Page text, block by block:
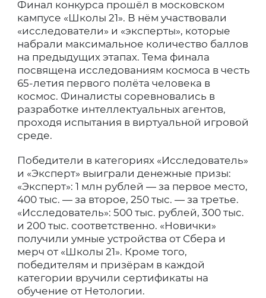
Финал конкурса прошёл в московском
кампусе «Школы 21». В нём участвовали
«исследователи» и «эксперты», которые
набрали максимальное количество баллов
на предыдущих этапах. Тема финала
посвящена исследованиям космоса в честь
65-летия первого полёта человека в
космос. Финалисты соревновались в
разработке интеллектуальных агентов,
проходя испытания в виртуальной игровой
среде.
Победители в категориях «Исследователь»
и «Эксперт» выиграли денежные призы:
«Эксперт»: 1 млн рублей — за первое место,
400 тыс. — за второе, 250 тыс. — за третье.
«Исследователь»: 500 тыс. рублей, 300 тыс.
и 200 тыс. соответственно. «Новички»
получили умные устройства от Сбера и
мерч от «Школы 21». Кроме того,
победителям и призёрам в каждой
категории вручили сертификаты на
обучение от Нетологии.